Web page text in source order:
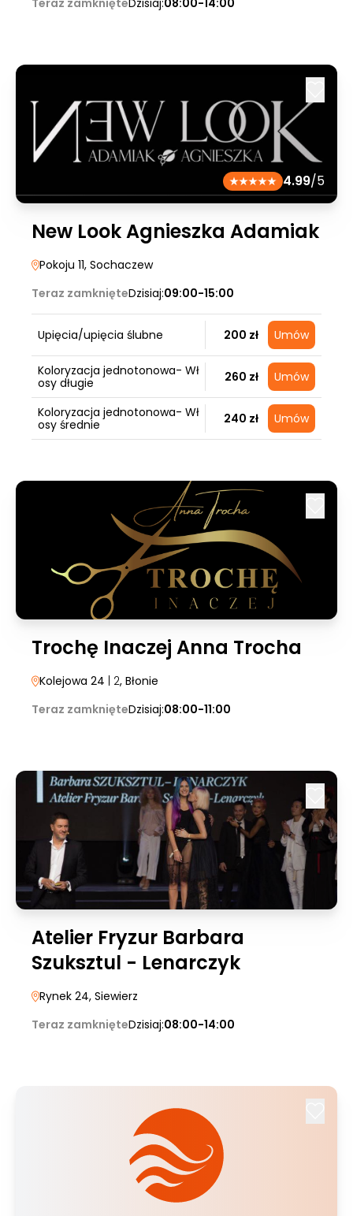
Teraz zamknięteDzisiaj:08:00-14:00
4.99/5
New Look Agnieszka Adamiak
Pokoju 11, Sochaczew
Teraz zamknięteDzisiaj:09:00-15:00
Upięcia/upięcia ślubne 200 zł Umów
Koloryzacja jednotonowa- Wł
osy długie
260 zł Umów
Koloryzacja jednotonowa- Wł
osy średnie
240 zł Umów
Trochę Inaczej Anna Trocha
Kolejowa 24 | 2, Błonie
Teraz zamknięteDzisiaj:08:00-11:00
Atelier Fryzur Barbara
Szuksztul - Lenarczyk
Rynek 24, Siewierz
Teraz zamknięteDzisiaj:08:00-14:00